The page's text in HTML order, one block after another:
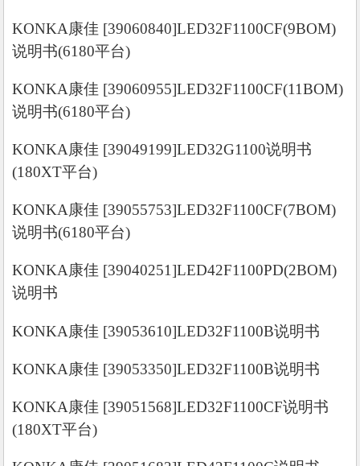
KONKA康佳 [39060840]LED32F1100CF(9BOM)
说明书(6180平台)
KONKA康佳 [39060955]LED32F1100CF(11BOM)
说明书(6180平台)
KONKA康佳 [39049199]LED32G1100说明书
(180XT平台)
KONKA康佳 [39055753]LED32F1100CF(7BOM)
说明书(6180平台)
KONKA康佳 [39040251]LED42F1100PD(2BOM)
说明书
KONKA康佳 [39053610]LED32F1100B说明书
KONKA康佳 [39053350]LED32F1100B说明书
KONKA康佳 [39051568]LED32F1100CF说明书
(180XT平台)